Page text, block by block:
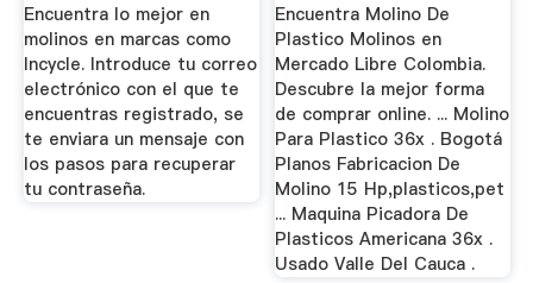
Encuentra lo mejor en
molinos en marcas como
Incycle. Introduce tu correo
electrónico con el que te
encuentras registrado, se
te enviara un mensaje con
los pasos para recuperar
tu contraseña.
Encuentra Molino De
Plastico Molinos en
Mercado Libre Colombia.
Descubre la mejor forma
de comprar online. ... Molino
Para Plastico 36x . Bogotá
Planos Fabricacion De
Molino 15 Hp,plasticos,pet
... Maquina Picadora De
Plasticos Americana 36x .
Usado Valle Del Cauca .